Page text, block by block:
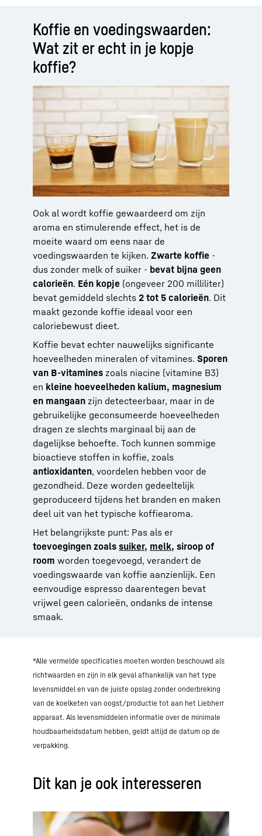
Koffie en voedingswaarden:
Wat zit er echt in je kopje
koffie?
Ook al wordt koffie gewaardeerd om zijn
aroma en stimulerende effect, het is de
moeite waard om eens naar de
voedingswaarden te kijken. Zwarte koffie -
dus zonder melk of suiker - bevat bijna geen
calorieën. Eén kopje (ongeveer 200 milliliter)
bevat gemiddeld slechts 2 tot 5 calorieën. Dit
maakt gezonde koffie ideaal voor een
caloriebewust dieet.
Koffie bevat echter nauwelijks significante
hoeveelheden mineralen of vitamines. Sporen
van B-vitamines zoals niacine (vitamine B3)
en kleine hoeveelheden kalium, magnesium
en mangaan zijn detecteerbaar, maar in de
gebruikelijke geconsumeerde hoeveelheden
dragen ze slechts marginaal bij aan de
dagelijkse behoefte. Toch kunnen sommige
bioactieve stoffen in koffie, zoals
antioxidanten, voordelen hebben voor de
gezondheid. Deze worden gedeeltelijk
geproduceerd tijdens het branden en maken
deel uit van het typische koffiearoma.
Het belangrijkste punt: Pas als er
toevoegingen zoals suiker, melk, siroop of
room worden toegevoegd, verandert de
voedingswaarde van koffie aanzienlijk. Een
eenvoudige espresso daarentegen bevat
vrijwel geen calorieën, ondanks de intense
smaak.
*Alle vermelde specificaties moeten worden beschouwd als
richtwaarden en zijn in elk geval afhankelijk van het type
levensmiddel en van de juiste opslag zonder onderbreking
van de koelketen van oogst/productie tot aan het Liebherr
apparaat. Als levensmiddelen informatie over de minimale
houdbaarheidsdatum hebben, geldt altijd de datum op de
verpakking.
Dit kan je ook interesseren